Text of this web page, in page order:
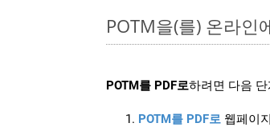
POTM을(를) 온라인
POTM를 PDF로하려면 다음
POTM를 PDF로 웹페이